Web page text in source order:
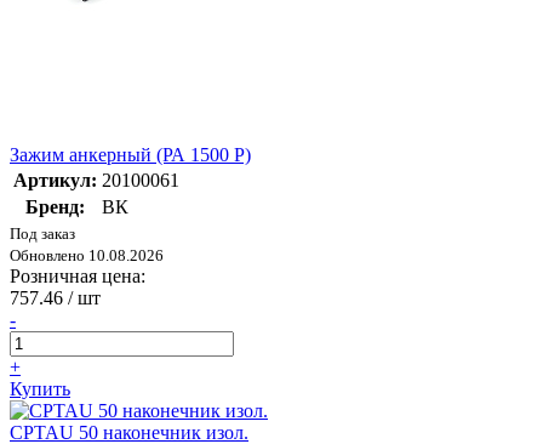
Зажим анкерный (РА 1500 P)
Артикул: 20100061
Бренд:
ВК
Под заказ
Обновлено 10.08.2026
Розничная цена:
757.46 / шт
-
+
Купить
CPTAU 50 наконечник изол.